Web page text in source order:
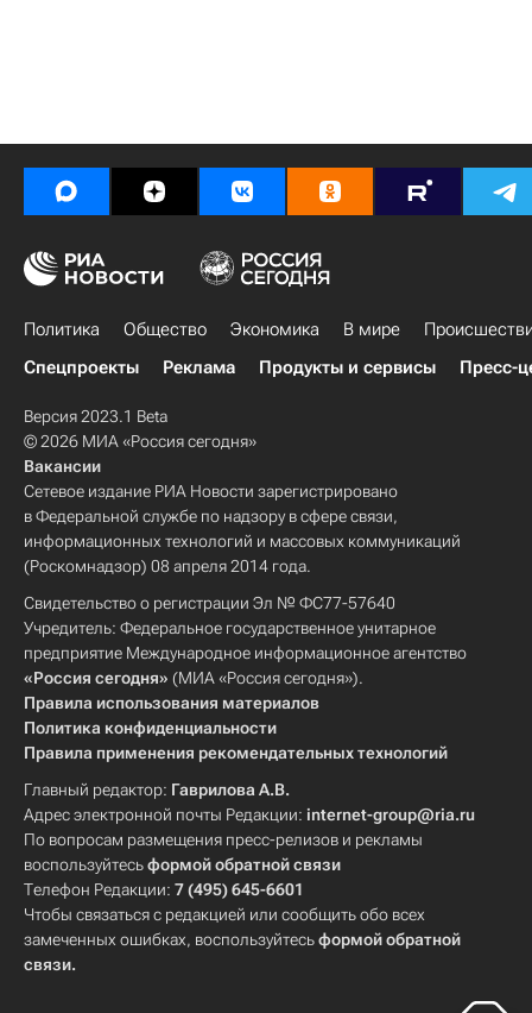
Политика Общество Экономика В мире
Спецпроекты
Реклама Продукты и сервисы Пресс-
Версия 2023.1 Beta
© 2026 МИА «Россия сегодня»
Вакансии
Сетевое издание РИА Новости зарегистрировано
в Федеральной службе по надзору в сфере связи,
информационных технологий и массовых коммуникаций
(Роскомнадзор) 08 апреля 2014 года.
Свидетельство о регистрации Эл № ФС77-57640
Учредитель: Федеральное государственное унитарное
предприятие Международное информационное агентство
«Россия сегодня» (МИА «Россия сегодня»).
Правила использования материалов
Политика конфиденциальности
Правила применения рекомендательных технологий
Главный редактор: Гаврилова А.В.
Адрес электронной почты Редакции: internet-group@ria.ru
По вопросам размещения пресс-релизов и рекламы
воспользуйтесьформой обратной связи
Телефон Редакции: 7 (495) 645-6601
Чтобы связаться с редакцией или сообщить обо всех
замеченных ошибках, воспользуйтесьформой обратной
связи.